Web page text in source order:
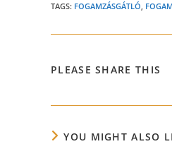
TAGS: FOGAMZÁSGÁTLÓ,
PLEASE SHARE THIS
YOU MIGHT ALSO